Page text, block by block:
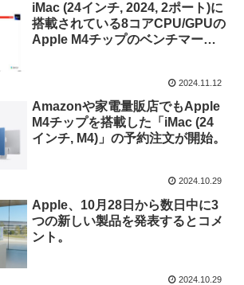
iMac (24インチ, 2024, 2ポート)に
搭載されている8コアCPU/GPUの
Apple M4チップのベンチマーク
2024.11.12
Amazonや家電量販店でもApple
M4チップを搭載した「iMac (24
インチ, M4)」の予約注文が開始。
2024.10.29
Apple、10月28日から数日中に3
つの新しい製品を発表するとコメ
ント。
2024.10.29